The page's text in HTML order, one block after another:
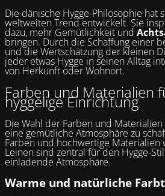
Die dänische Hygge-Philosophie hat
weltweiten Trend entwickelt. Sie
dazu, mehr Gemütlichkeit und
bringen. Durch die Schaffung einer
und die Wertschätzung der kleinen
jeder etwas Hygge in seinen Alltag
von Herkunft oder Wohnort.
Farben und Materialien
hyggelige Einrichtung
Die Wahl der Farben und
eine gemütliche Atmosphäre zu
Farben und hochwertige Materialien
Leinen sind zentral für den Hygge-
einladende Atmosphäre.
Warme und natürliche